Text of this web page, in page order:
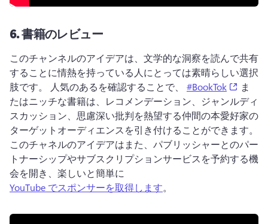
6.書籍のレビュー
このチャンネルのアイデアは、文学的な洞察を読んで共有
することに情熱を持っている人にとっては素晴らしい選択
肢です。
人気のあるを確認することで、 #BookTok
ま
たはニッチな書籍は、レコメンデーション、ジャンルディ
スカッション、思慮深い批判を熱望する仲間の本愛好家の
このチャネルのアイデアはまた、パブリッシャーとのパー
トナーシップやサブスクリプションサービスを予約する機
会を開き、楽しいと簡単に
YouTube でスポンサーを取得します。